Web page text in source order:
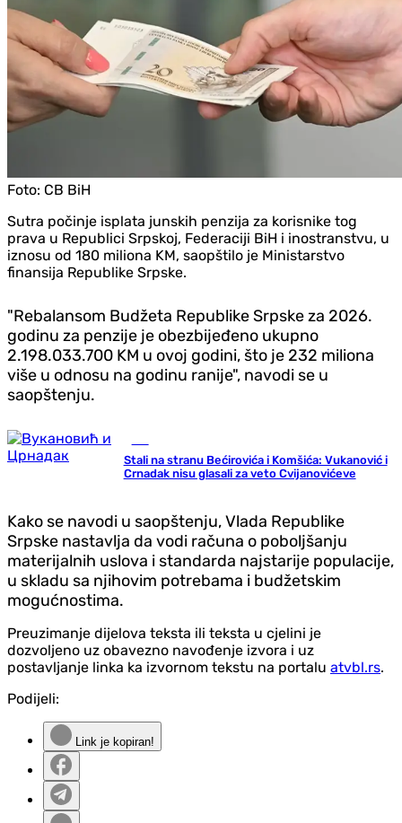
Foto: CB BiH
Sutra počinje isplata junskih penzija za korisnike tog
prava u Republici Srpskoj, Federaciji BiH i inostranstvu, u
iznosu od 180 miliona KM, saopštilo je Ministarstvo
finansija Republike Srpske.
"Rebalansom Budžeta Republike Srpske za 2026.
godinu za penzije je obezbijeđeno ukupno
2.198.033.700 KM u ovoj godini, što je 232 miliona
više u odnosu na godinu ranije", navodi se u
saopštenju.
Stali na stranu Bećirovića i Komšića: Vukanović i
Crnadak nisu glasali za veto Cvijanovićeve
Kako se navodi u saopštenju, Vlada Republike
Srpske nastavlja da vodi računa o poboljšanju
materijalnih uslova i standarda najstarije populacije,
u skladu sa njihovim potrebama i budžetskim
mogućnostima.
Preuzimanje dijelova teksta ili teksta u cjelini je
dozvoljeno uz obavezno navođenje izvora i uz
postavljanje linka ka izvornom tekstu na portalu atvbl.rs.
Podijeli:
Link je kopiran!